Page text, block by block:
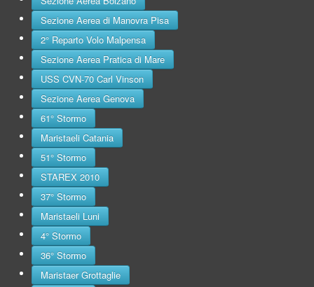
Sezione Aerea di Manovra Pisa
2° Reparto Volo Malpensa
Sezione Aerea Pratica di Mare
USS CVN-70 Carl Vinson
Sezione Aerea Genova
61° Stormo
Maristaeli Catania
51° Stormo
STAREX 2010
37° Stormo
Maristaeli Luni
4° Stormo
36° Stormo
Maristaer Grottaglie